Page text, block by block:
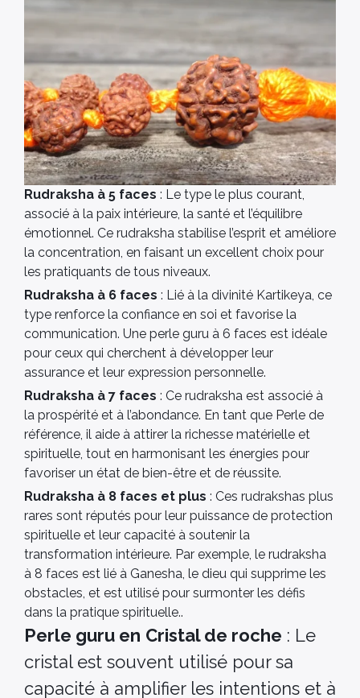
Rudraksha à 5 faces : Le type le plus courant,
associé à la paix intérieure, la santé et l’équilibre
émotionnel. Ce rudraksha stabilise l’esprit et améliore
la concentration, en faisant un excellent choix pour
les pratiquants de tous niveaux.
Rudraksha à 6 faces : Lié à la divinité Kartikeya, ce
type renforce la confiance en soi et favorise la
communication. Une perle guru à 6 faces est idéale
pour ceux qui cherchent à développer leur
assurance et leur expression personnelle.
Rudraksha à 7 faces : Ce rudraksha est associé à
la prospérité et à l’abondance. En tant que Perle de
référence, il aide à attirer la richesse matérielle et
spirituelle, tout en harmonisant les énergies pour
favoriser un état de bien-être et de réussite.
Rudraksha à 8 faces et plus : Ces rudrakshas plus
rares sont réputés pour leur puissance de protection
spirituelle et leur capacité à soutenir la
transformation intérieure. Par exemple, le rudraksha
à 8 faces est lié à Ganesha, le dieu qui supprime les
obstacles, et est utilisé pour surmonter les défis
dans la pratique spirituelle..
Perle guru en Cristal de roche : Le
cristal est souvent utilisé pour sa
capacité à amplifier les intentions et à